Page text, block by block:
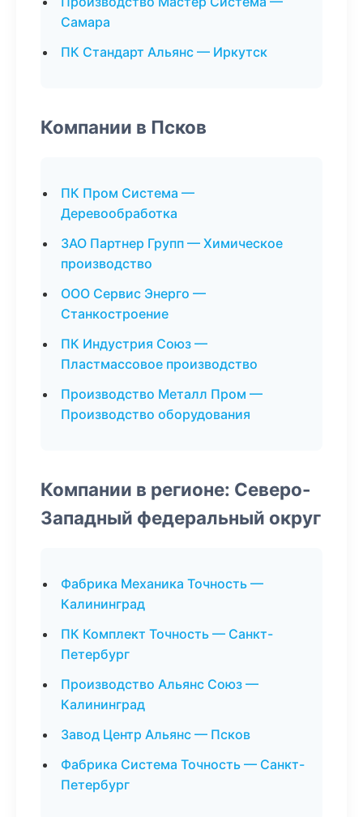
Самара
ПК Стандарт Альянс — Иркутск
Компании в Псков
ПК Пром Система —
Деревообработка
ЗАО Партнер Групп — Химическое
производство
ООО Сервис Энерго —
Станкостроение
ПК Индустрия Союз —
Пластмассовое производство
Производство Металл Пром —
Производство оборудования
Компании в регионе: Северо-
Западный федеральный округ
Фабрика Механика Точность —
Калининград
ПК Комплект Точность — Санкт-
Петербург
Производство Альянс Союз —
Калининград
Завод Центр Альянс — Псков
Фабрика Система Точность — Санкт-
Петербург